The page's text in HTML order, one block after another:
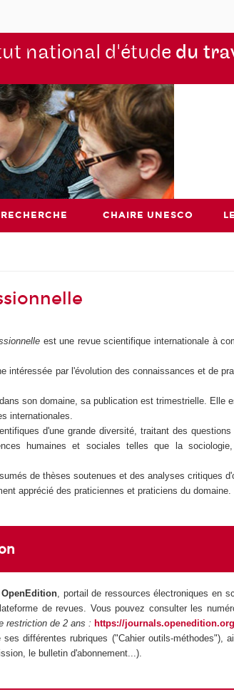
national d'étude du
CHAIRE UNESCO
est une revue scientifique internationale à
intéressée par l'évolution des connaissances et de
son domaine, sa publication est trimestrielle. Elle
internationales.
d'une grande diversité, traitant des
humaines et sociales telles que la
de thèses soutenues et des analyses critiques
apprécié des praticiennes et praticiens du domaine.
OpenEdition, portail de ressources électroniques en
de revues. Vous pouvez consulter les
restriction de 2 ans : https://
différentes rubriques ("Cahier outils-méthodes"),
le bulletin d'abonnement...).